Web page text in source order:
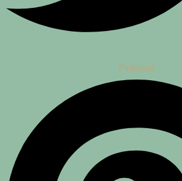
Pinterest